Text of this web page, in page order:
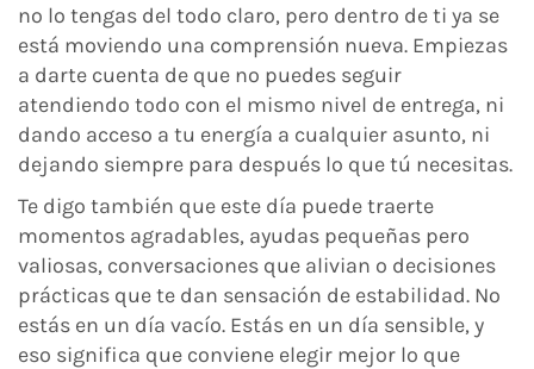
no lo tengas del todo claro, pero dentro de ti ya se
está moviendo una comprensión nueva. Empiezas
a darte cuenta de que no puedes seguir
atendiendo todo con el mismo nivel de entrega, ni
dando acceso a tu energía a cualquier asunto, ni
dejando siempre para después lo que tú necesitas.
Te digo también que este día puede traerte
momentos agradables, ayudas pequeñas pero
valiosas, conversaciones que alivian o decisiones
prácticas que te dan sensación de estabilidad. No
estás en un día vacío. Estás en un día sensible, y
eso significa que conviene elegir mejor lo que